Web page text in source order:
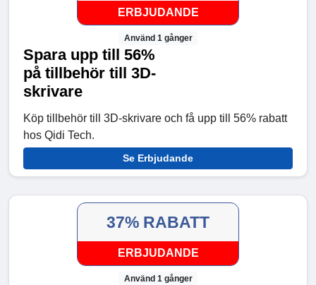
ERBJUDANDE
Använd 1 gånger
Spara upp till 56%
på tillbehör till 3D-
skrivare
Köp tillbehör till 3D-skrivare och få upp till 56% rabatt
hos Qidi Tech.
Se Erbjudande
37% RABATT
ERBJUDANDE
Använd 1 gånger